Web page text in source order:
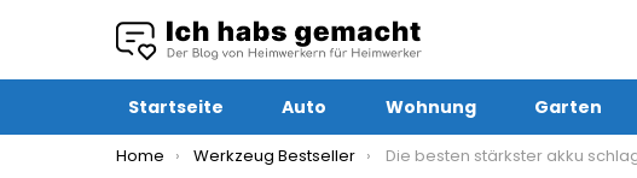
Startseite Auto Wohnung Garten
You are here:
Home Werkzeug Bestseller Die besten stärkster akku schlagbohrschrauber